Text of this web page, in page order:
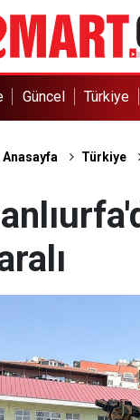
Güncel Türkiye
Anasayfa Türkiye